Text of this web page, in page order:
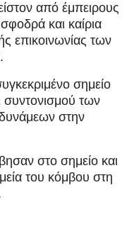
από έμπειρους
και καίρια
επικοινωνίας των
σημείο
συντονισμού των
στην
στο σημείο και
του κόμβου στη